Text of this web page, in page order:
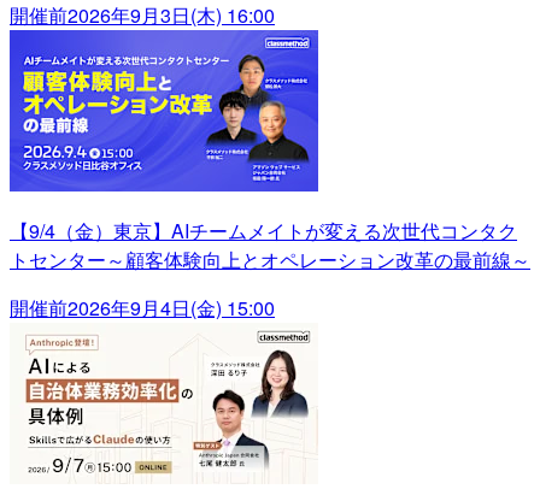
開催前2026年9月3日(木) 16:00
【9/4（金）東京】AIチームメイトが変える次世代コンタク
トセンター～顧客体験向上とオペレーション改革の最前線～
開催前2026年9月4日(金) 15:00